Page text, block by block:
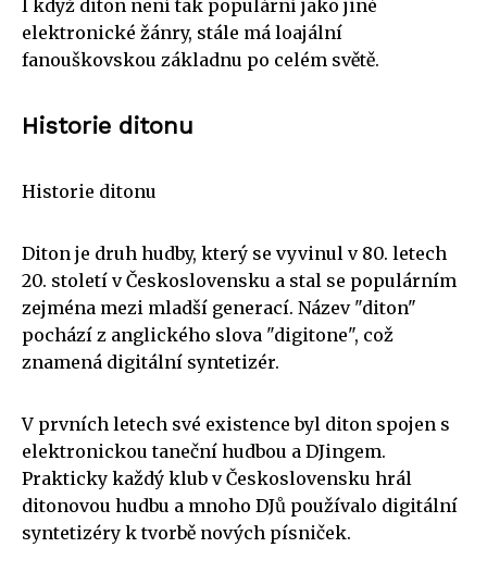
I když diton není tak populární jako jiné
elektronické žánry, stále má loajální
fanouškovskou základnu po celém světě.
Historie ditonu
Historie ditonu
Diton je druh hudby, který se vyvinul v 80. letech
20. století v Československu a stal se populárním
zejména mezi mladší generací. Název "diton"
pochází z anglického slova "digitone", což
znamená digitální syntetizér.
V prvních letech své existence byl diton spojen s
elektronickou taneční hudbou a DJingem.
Prakticky každý klub v Československu hrál
ditonovou hudbu a mnoho DJů používalo digitální
syntetizéry k tvorbě nových písniček.